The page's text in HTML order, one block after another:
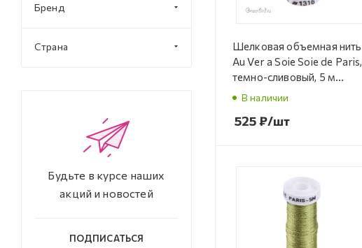
Шелковая объемная нить
Au Ver a Soie Soie de Paris,
темно-сливовый, 5 м
(#1316)
В наличии
525₽/шт
Бренд
Страна
Будьте в курсе наших
акций и новостей
ПОДПИСАТЬСЯ